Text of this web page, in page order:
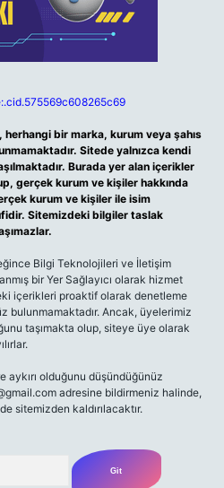
bir marka, kurum veya şahıs
Sitede yalnızca kendi
Burada yer alan içerikler
gerçek kurum ve kişiler hakkında
kurum ve kişiler ile isim
Sitemizdeki bilgiler taslak
Bilgi Teknolojileri ve İletişim
bir Yer Sağlayıcı olarak hizmet
içerikleri proaktif olarak denetleme
bulunmamaktadır. Ancak, üyelerimiz
taşımakta olup, siteye üye olarak
olduğunu düşündüğünüz
adresine bildirmeniz halinde,
sitemizden kaldırılacaktır.